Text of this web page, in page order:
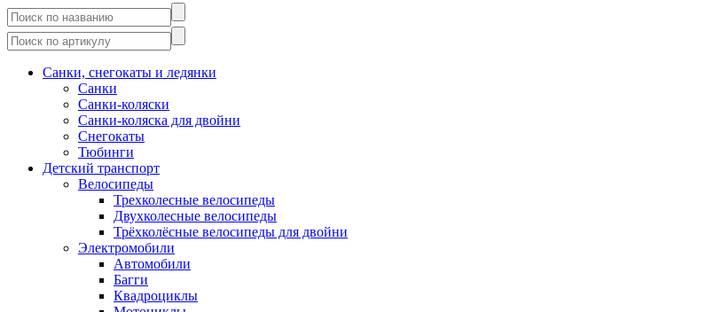
Санки, снегокаты и ледянки
Санки
Санки-коляски
Санки-коляска для двойни
Снегокаты
Тюбинги
Детский транспорт
Велосипеды
Трехколесные велосипеды
Двухколесные велосипеды
Трёхколёсные велосипеды для двойни
Электромобили
Автомобили
Багги
Квадроциклы